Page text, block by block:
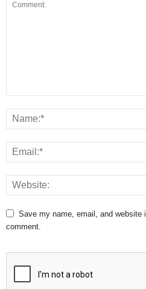
Save my name, email, and website
comment.